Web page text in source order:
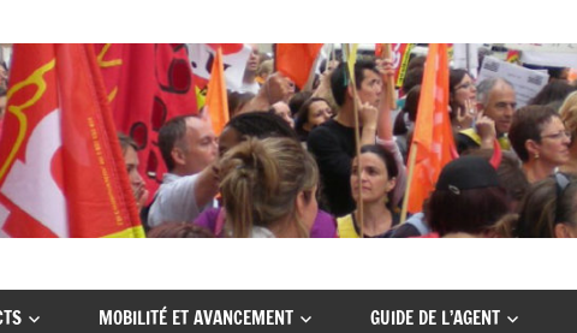
MOBILITÉ ET AVANCEMENT GUIDE DE L’AGENT